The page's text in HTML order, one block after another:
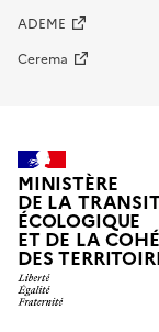
ADEME
Cerema
MINISTÈRE
DE LA
ÉCOLOGIQUE
ET DE LA
DES